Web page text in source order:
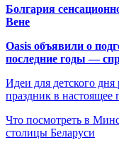
Болгария
Вене
Oasis объявили о
последние годы —
Идеи для детского
праздник в настоящее
Что посмотреть в
столицы Беларуси